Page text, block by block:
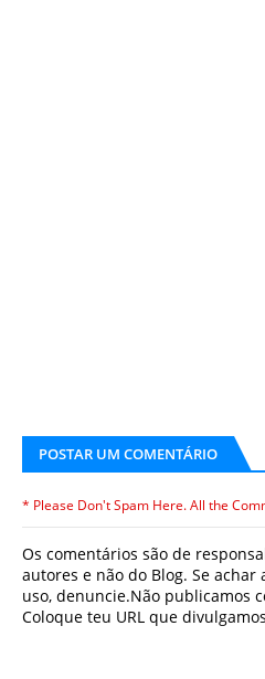
POSTAR UM COMENTÁRIO
* Please Don't Spam Here. All the
Os comentários são de
autores e não do Blog. Se
uso, denuncie.Não publicamos
Coloque teu URL que divulgamos